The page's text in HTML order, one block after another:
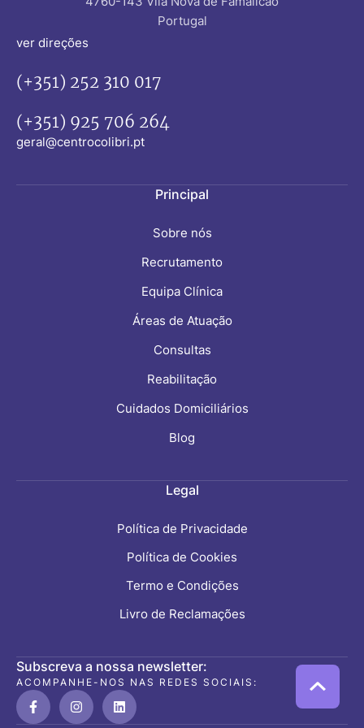
Portugal
ver direções
(+351) 252 310 017
(+351) 925 706 264
geral@centrocolibri.pt
Principal
Sobre nós
Recrutamento
Equipa Clínica
Áreas de Atuação
Consultas
Reabilitação
Cuidados Domiciliários
Blog
Legal
Política de Privacidade
Política de Cookies
Termo e Condições
Livro de Reclamações
Subscreva a nossa newsletter:
ACOMPANHE-NOS NAS REDES SOCIAIS: